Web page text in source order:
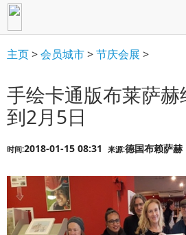
主页>会员城市>节庆会展 >
手绘卡通版布莱萨
到2月5日
时间:2018-01-15 08:31 来源:德国布赖萨赫